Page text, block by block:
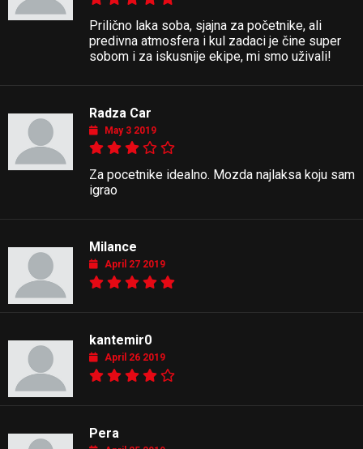
Prilično laka soba, sjajna za početnike, ali
predivna atmosfera i kul zadaci je čine super
sobom i za iskusnije ekipe, mi smo uživali!
Radza Car
May 3 2019
Za pocetnike idealno. Mozda najlaksa koju sam
igrao
Milance
April 27 2019
kantemir0
April 26 2019
Pera